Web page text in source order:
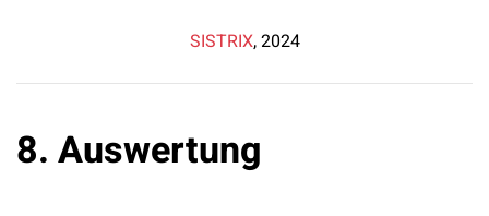
SISTRIX, 2024
8. Auswertung